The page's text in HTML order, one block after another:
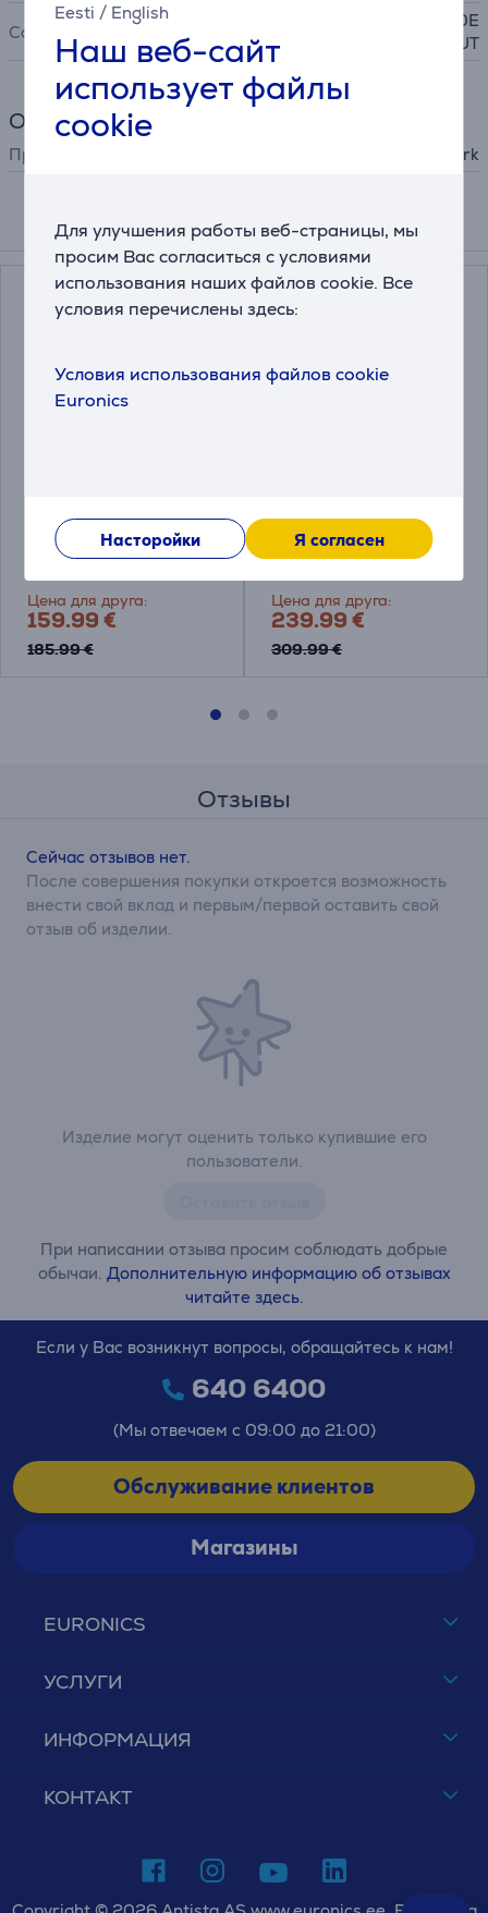
Eesti / English
Наш веб-сайт
использует файлы
cookie
Для улучшения работы веб-страницы, мы
просим Вас согласиться с условиями
использования наших файлов cookie. Все
условия перечислены здесь:
Условия использования файлов cookie
Euronics
Насторойки Я согласен
Совместимость
IZ400EU, IZ400EUT, IZ420E
UT
Общий параметр
Производитель Shark
Подходящие товары
Очиститель воздуха
HP072EU
Цена для друга:
159.99 €
185.99 €
воздуха
HP150EU
Цена для друга:
239.99 €
309.99 €
Отзывы
Изделие могут оценить только купившие его
пользователи.
При написании отзыва просим соблюдать добрые
обычаи. Дополнительную информацию об отзывах
читайте здесь.
Сейчас отзывов нет.
После совершения покупки откроется возможность
внести свой вклад и первым/первой оставить свой
отзыв об изделии.
EURONICS
УСЛУГИ
ИНФОРМАЦИЯ
КОНТАКТ
Если у Вас возникнут вопросы, обращайтесь к нам!
640 6400
(Мы отвечаем с 09:00 до 21:00)
Обслуживание клиентов
Магазины